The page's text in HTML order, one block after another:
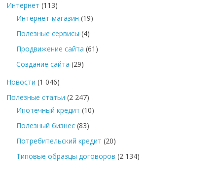
Интернет (113)
Интернет-магазин (19)
Полезные сервисы (4)
Продвижение сайта (61)
Создание сайта (29)
Новости (1 046)
Полезные статьи (2 247)
Ипотечный кредит (10)
Полезный бизнес (83)
Потребительский кредит (20)
Типовые образцы договоров (2 134)